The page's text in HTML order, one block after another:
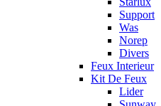
Support
Was
Norep
Divers
Feux Interieur
Kit De Feux
Lider